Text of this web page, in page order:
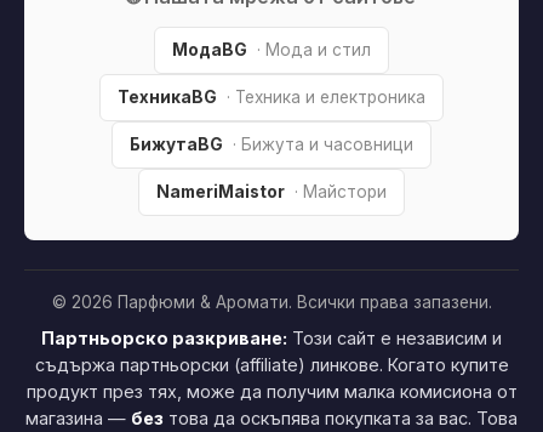
МодаBG · Мода и стил
ТехникаBG · Техника и електроника
БижутаBG · Бижута и часовници
NameriMaistor · Майстори
© 2026 Парфюми & Аромати. Всички права запазени.
Партньорско разкриване: Този сайт е независим и
съдържа партньорски (affiliate) линкове. Когато купите
продукт през тях, може да получим малка комисиона от
магазина — без това да оскъпява покупката за вас. Това